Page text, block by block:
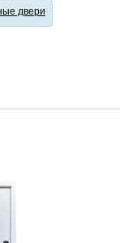
двери